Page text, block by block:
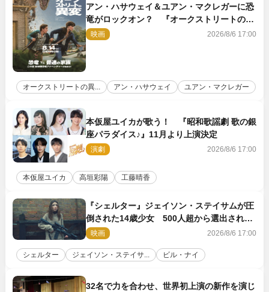
アン・ハサウェイ＆ユアン・マクレガーに恐
竜がロックオン？ 『オークストリートの異
変』新ビジュアル＆本編映像初解禁
映画 2026/8/6 17:00
オークストリートの異... アン・ハサウェイ ユアン・マクレガー
本仮屋ユイカが歌う！ 『昭和歌謡劇 歌の銀
座パラダイス♪』11月より上演決定
演劇 2026/8/6 17:00
本仮屋ユイカ 高垣彩陽 工藤晴香
『シェルター』ジェイソン・ステイサムが圧
倒された14歳少女 500人超から選出された
新鋭ボディ・レイ・ブレスナックとは
映画 2026/8/6 17:00
シェルター ジェイソン・ステイサ... ビル・ナイ
32名で力を合わせ、世界初上演の新作を演じ